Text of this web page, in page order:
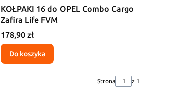
KOŁPAKI 16 do OPEL Combo Cargo
Zafira Life FVM
Cena
178,90 zł
Do koszyka
Strona z 1